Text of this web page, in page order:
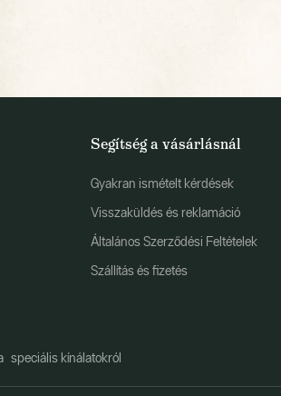
Segítség a vásárlásnál
Gyakran ismételt kérdések
Visszaküldés és reklamáció
Általános Szerződési Feltételek
Szállítás és fizetés
speciális kínálatokról